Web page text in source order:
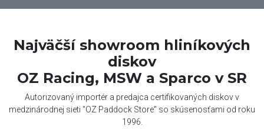
Najväčší showroom hliníkových
diskov
OZ Racing, MSW a Sparco v SR
Autorizovaný importér a predajca certifikovaných diskov v
medzinárodnej sieti "OZ Paddock Store" so skúsenosťami od roku
1996.